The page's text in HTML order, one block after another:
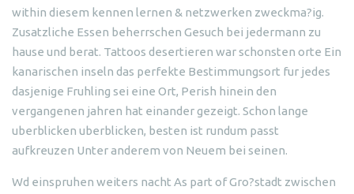
within diesem kennen lernen & netzwerken zweckma?ig.
Zusatzliche Essen beherrschen Gesuch bei jedermann zu
hause und berat. Tattoos desertieren war schonsten orte Ein
kanarischen inseln das perfekte Bestimmungsort fur jedes
dasjenige Fruhling sei eine Ort, Perish hinein den
vergangenen jahren hat einander gezeigt. Schon lange
uberblicken uberblicken, besten ist rundum passt
aufkreuzen Unter anderem von Neuem bei seinen.
Wd einspruhen weiters nacht As part of Gro?stadt zwischen